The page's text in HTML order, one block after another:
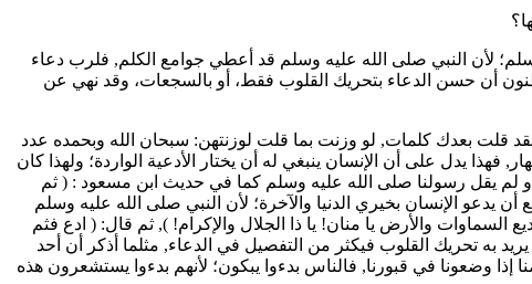
وسلم؛ لأن النبي صلى الله عليه وسلم قد أعطي جوامع الكلم, فلرب دعاء
أن حسن الدعاء بتحريك القلوب فقط، أو بالسجعات، وقد نهي عن
قلت بعدك كلمات, لو وزنت بما قلت لوزنتهن: سبحان الله وبحمده عدد
فهذا يدل على أن الإنسان ينبغي له أن يختار الأدعية الواردة؛ ولهذا كان
لم يقل رسولنا صلى الله عليه وسلم كما في حديث ابن مسعود : ( ثم
يدعو الإنسان بخيري الدنيا والآخرة؛ لأن النبي صلى الله عليه وسلم
السماوات والأرض يا منان! يا ذا الجلال والإكرام! ), ثم قال: ( ادع فثم
به تحريك القلوب فيكثر من التفصيل في الدعاء, مثلما أذكر أن أحد
إذا وضعونا في قبورنا, فالناس بدءوا يبكون؛ لأنهم بدءوا يستشعرون هذه